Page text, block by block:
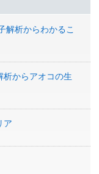
解析からわかるこ
析からアオコの生
ア